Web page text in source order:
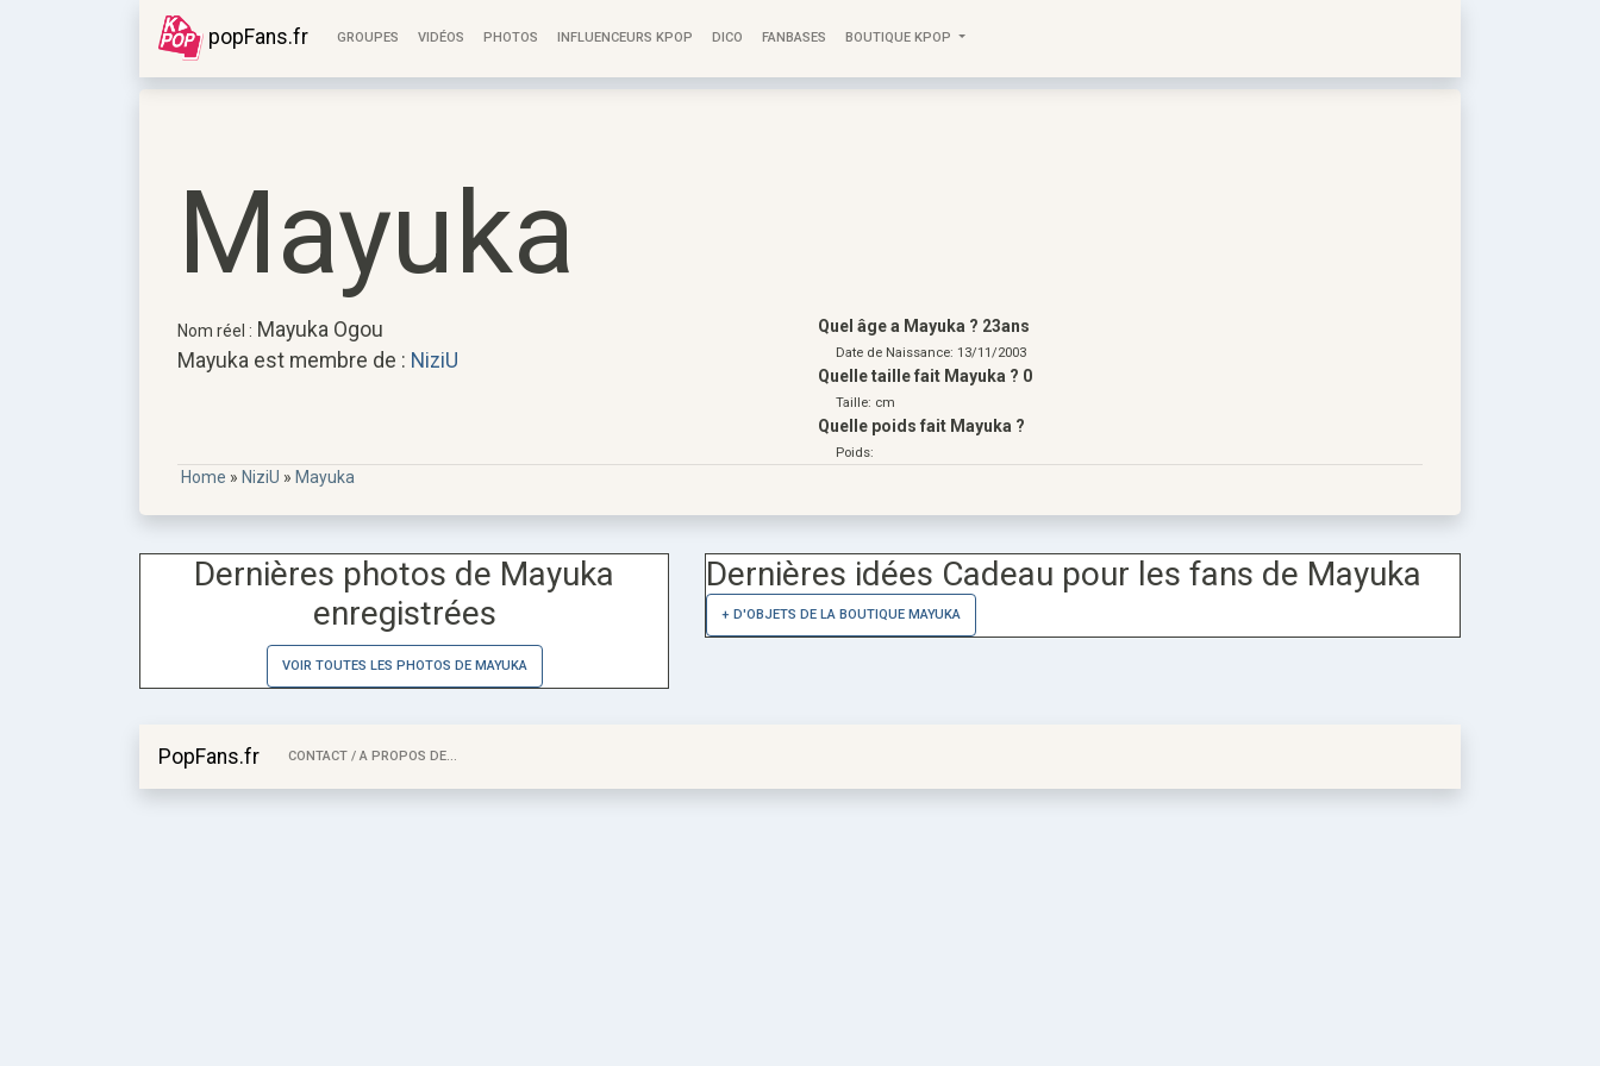
popFans.fr GROUPES VIDÉOS PHOTOS INFLUENCEURS KPOP DICO FANBASES BOUTIQUE KPOP
Mayuka
Nom réel : Mayuka Ogou
Mayuka est membre de : NiziU
Quel âge a Mayuka ? 23ans
Date de Naissance: 13/11/2003
Quelle taille fait Mayuka ? 0
Taille: cm
Quelle poids fait Mayuka ?
Poids:
Home » NiziU » Mayuka
Dernières photos de Mayuka
enregistrées
VOIR TOUTES LES PHOTOS DE MAYUKA
Dernières idées Cadeau pour les fans de Mayuka
+ D'OBJETS DE LA BOUTIQUE MAYUKA
PopFans.fr CONTACT / A PROPOS DE...